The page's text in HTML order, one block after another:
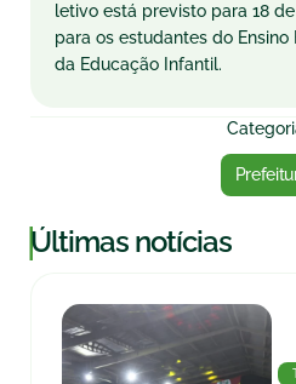
letivo está previsto para 18
para os estudantes do
da Educação Infantil.
|Últimas notícias